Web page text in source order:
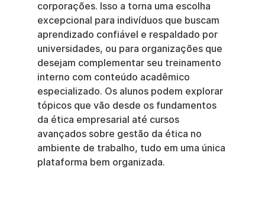
corporações. Isso a torna uma escolha
excepcional para indivíduos que buscam
aprendizado confiável e respaldado por
universidades, ou para organizações que
desejam complementar seu treinamento
interno com conteúdo acadêmico
especializado. Os alunos podem explorar
tópicos que vão desde os fundamentos
da ética empresarial até cursos
avançados sobre gestão da ética no
ambiente de trabalho, tudo em uma única
plataforma bem organizada.